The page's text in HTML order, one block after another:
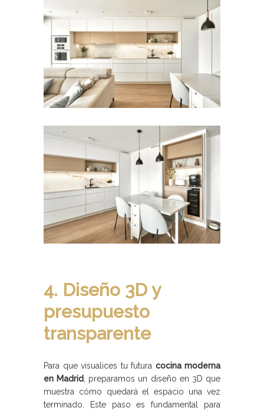
4. Diseño 3D y
presupuesto
transparente
Para que visualices tu futura cocina moderna
en Madrid
, preparamos un diseño en 3D que
muestra cómo quedará el espacio una vez
terminado. Este paso es fundamental para